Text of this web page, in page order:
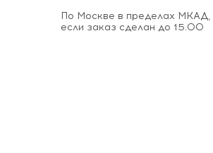
По Москве в пределах МКАД,
если заказ сделан до 15.00